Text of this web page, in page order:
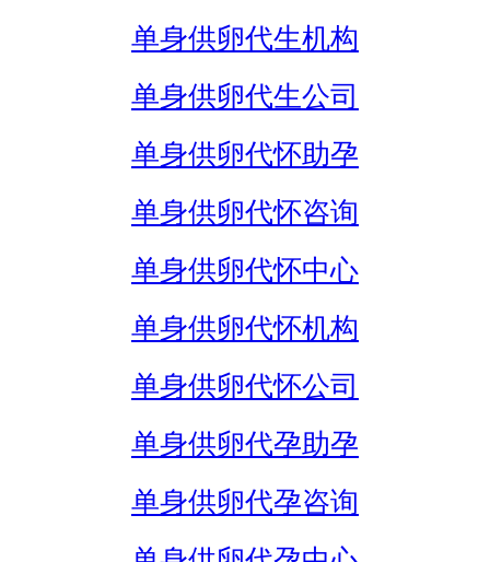
单身供卵代生机构
单身供卵代生公司
单身供卵代怀助孕
单身供卵代怀咨询
单身供卵代怀中心
单身供卵代怀机构
单身供卵代怀公司
单身供卵代孕助孕
单身供卵代孕咨询